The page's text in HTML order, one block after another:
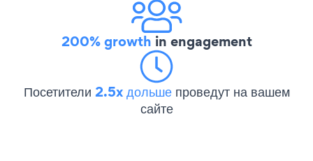
200% growth in engagement
Посетители 2.5x дольше проведут на вашем
сайте